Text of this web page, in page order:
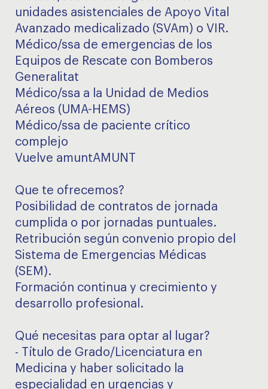
unidades asistenciales de Apoyo Vital
Avanzado medicalizado (SVAm) o VIR.
Médico/ssa de emergencias de los
Equipos de Rescate con Bomberos
Generalitat
Médico/ssa a la Unidad de Medios
Aéreos (UMA-HEMS)
Médico/ssa de paciente crítico
complejo
Vuelve amuntAMUNT
Que te ofrecemos?
Posibilidad de contratos de jornada
cumplida o por jornadas puntuales.
Retribución según convenio propio del
Sistema de Emergencias Médicas
(SEM).
Formación continua y crecimiento y
desarrollo profesional.
Qué necesitas para optar al lugar?
- Título de Grado/Licenciatura en
Medicina y haber solicitado la
especialidad en urgencias y